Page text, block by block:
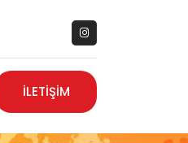
İLETİŞİM